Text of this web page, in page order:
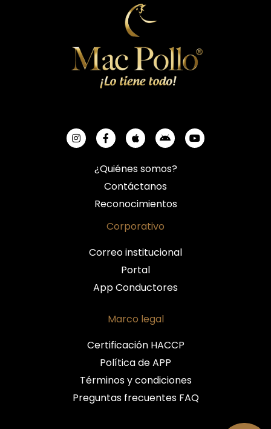
¿Quiénes somos?
Contáctanos
Reconocimientos
Corporativo
Correo institucional
Portal
App Conductores
Marco legal
Certificación HACCP
Política de APP
Términos y condiciones
Preguntas frecuentes FAQ